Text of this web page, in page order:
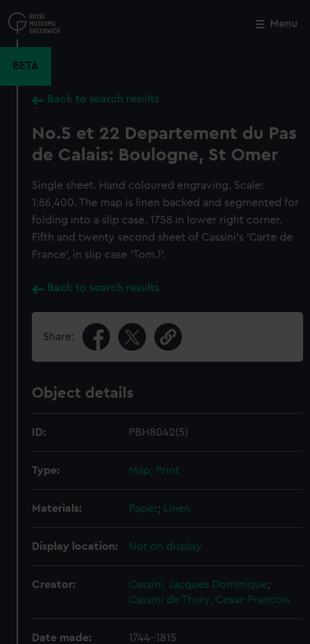
to
main
Menu
BETA
Back to search results
No.5 et 22 Departement du Pas
de Calais: Boulogne, St Omer
Single sheet. Hand coloured engraving. Scale:
1:86,400. The map is linen backed and segmented for
folding into a slip case. 1758 in lower right corner.
Fifth and twenty second sheet of Cassini's 'Carte de
France', in slip case 'Tom.1'.
Back to search results
Share:
Object details
ID: PBH8042(5)
Type: Map; Print
Materials: Paper; Linen
Display location: Not on display
Creator: Cassini, Jacques Dominique;
Cassini de Thury, Cesar-Francois
Date made: 1744-1815
Close